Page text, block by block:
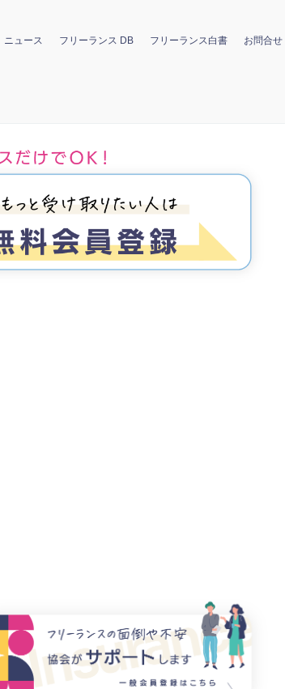
ニュース フリーランス DB フリーランス白書 お問合せ